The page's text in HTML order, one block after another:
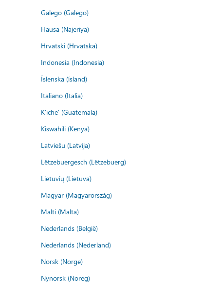
Galego (Galego)
Hausa (Najeriya)
Hrvatski (Hrvatska)
Indonesia (Indonesia)
Íslenska (ísland)
Italiano (Italia)
K'iche' (Guatemala)
Kiswahili (Kenya)
Latviešu (Latvija)
Lëtzebuergesch (Lëtzebuerg)
Lietuvių (Lietuva)
Magyar (Magyarország)
Malti (Malta)
Nederlands (België)
Nederlands (Nederland)
Norsk (Norge)
Nynorsk (Noreg)